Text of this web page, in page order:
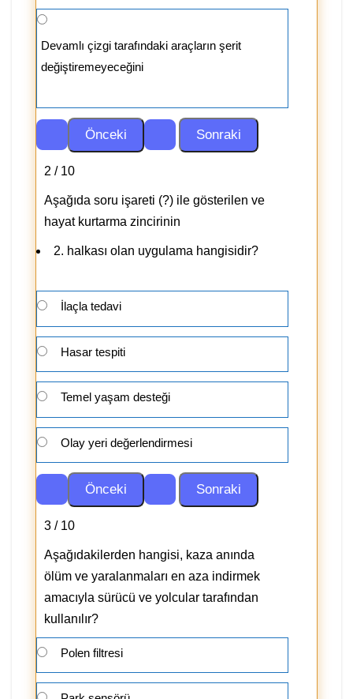
Devamlı çizgi tarafındaki araçların şerit
değiştiremeyeceğini
2 / 10
Aşağıda soru işareti (?) ile gösterilen ve
hayat kurtarma zincirinin
2. halkası olan uygulama hangisidir?
İlaçla tedavi
Hasar tespiti
Temel yaşam desteği
Olay yeri değerlendirmesi
3 / 10
Aşağıdakilerden hangisi, kaza anında
ölüm ve yaralanmaları en aza indirmek
amacıyla sürücü ve yolcular tarafından
kullanılır?
Polen filtresi